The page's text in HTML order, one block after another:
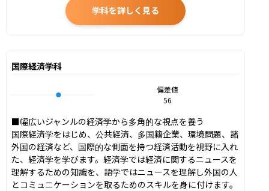
学科を詳しく見る
国際経済学科
偏差値
56
■幅広いジャンルの経済学から多角的な視点を養う
国際経済学をはじめ、公共経済、多国籍企業、環境問題、諸
外国の経済など、国際的な側面を持つ経済活動を視野に入れ
た、経済学を学びます。経済学では経済に関するニュースを
理解するための知識を、語学ではニュースを理解し外国の人
とコミュニケーションを取るためのスキルを身に付けます。